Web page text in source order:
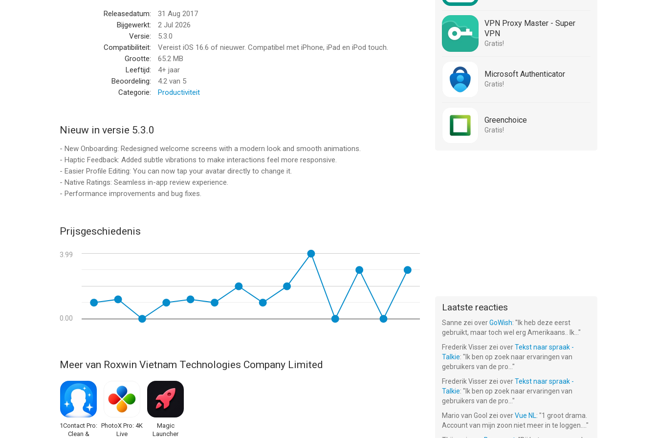
conversations.
MagicCall AI is your intelligent voice companion — blending presence, personality, and connection in one tap. It’s
more than just AI — it’s a conversation worth having.
Love MagicCall AI? Leave us a review or reach out at hi@magicone.xyz — we’re listening.
Informatie voor Magic Call Pro: AI Voicesis het laatst vergeleken op 6 Aug om 03:09.
Releasedatum:
31 Aug 2017
Bijgewerkt:
2 Jul 2026
Versie:
5.3.0
Compatibiliteit:
Vereist iOS 16.6 of nieuwer. Compatibel met iPhone, iPad en iPod touch.
Grootte:
65.2 MB
Leeftijd:
4+ jaar
Beoordeling:
4.2 van 5
Categorie:
Productiviteit
Nieuw in versie 5.3.0
- New Onboarding: Redesigned welcome screens with a modern look and smooth animations.
- Haptic Feedback: Added subtle vibrations to make interactions feel more responsive.
- Easier Profile Editing: You can now tap your avatar directly to change it.
- Native Ratings: Seamless in-app review experience.
- Performance improvements and bug fixes.
Prijsgeschiedenis
3.99
0.00
Meer van Roxwin Vietnam Technologies Company Limited
1Contact Pro:
Clean &
PhotoX Pro: 4K
Live
Magic
Launcher
VPN Proxy Master - Super
VPN
Gratis!
Microsoft Authenticator
Gratis!
Greenchoice
Gratis!
Laatste reacties
Sanne zei overGoWish: " Ik heb deze eerst
gebruikt, maar toch wel erg Amerikaans.. Ik... "
Frederik Visser zei overTekst naar spraak -
Talkie: " Ik ben op zoek naar ervaringen van
gebruikers van de pro... "
Frederik Visser zei overTekst naar spraak -
Talkie: " Ik ben op zoek naar ervaringen van
gebruikers van de pro... "
Mario van Gool zei overVue NL: "1 groot drama.
Account van mijn zoon niet meer in te loggen.... "